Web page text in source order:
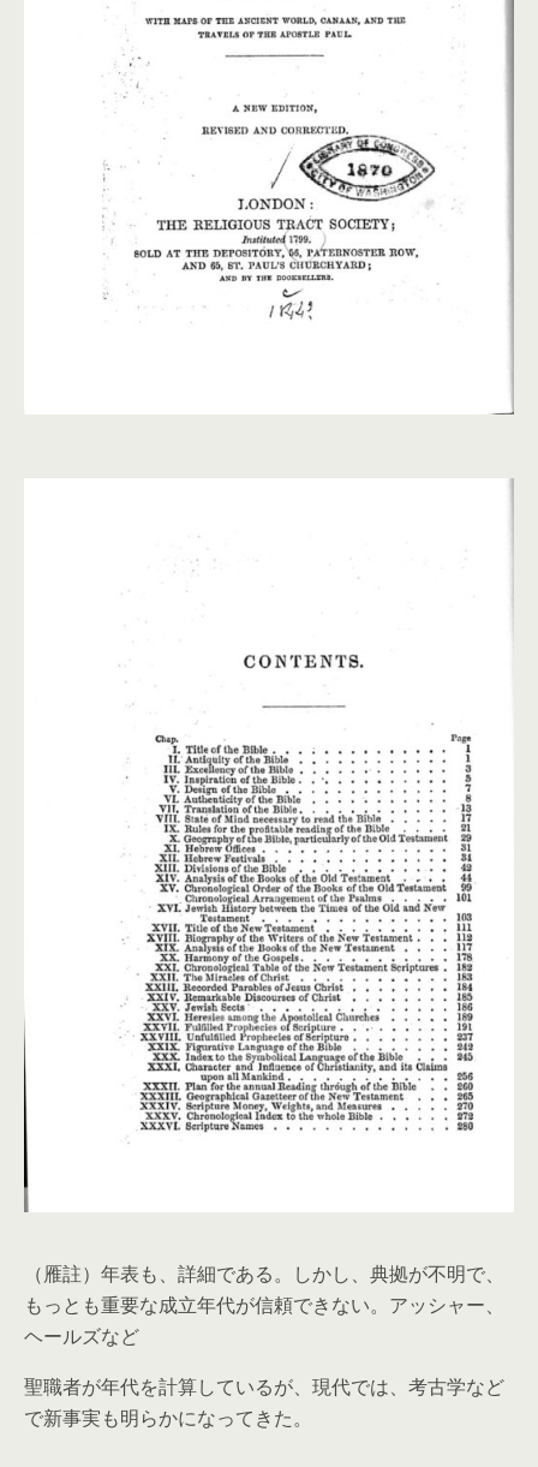
（雁註）年表も、詳細である。しかし、典拠が不明で、
もっとも重要な成立年代が信頼できない。アッシャー、
ヘールズなど
聖職者が年代を計算しているが、現代では、考古学など
で新事実も明らかになってきた。